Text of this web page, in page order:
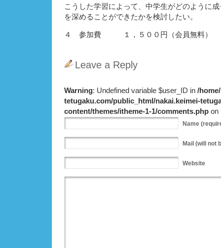
こうした学習によって、中学生がどのように
を深めることができたかを検討したい。
４ 参加費 １，５００円（会員無料）
Leave a Reply
Warning: Undefined variable $user_ID in /
tetugaku.com/public_html/nakai.keimei-
content/themes/itheme-1-1/comments.php on
Name
Mail (will not
Website